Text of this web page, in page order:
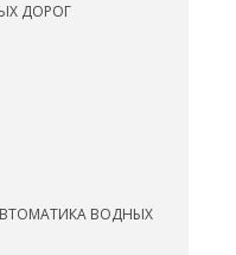
ДОРОГ
ВОДНЫХ